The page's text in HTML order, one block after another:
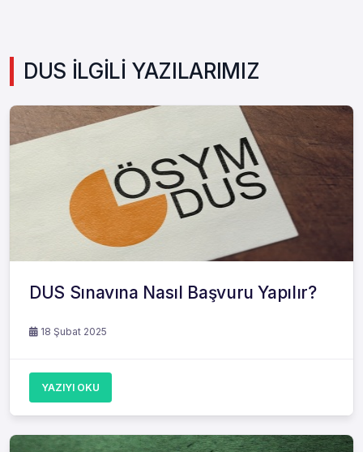
DUS İLGİLİ YAZILARIMIZ
DUS Sınavına Nasıl Başvuru Yapılır?
18 Şubat 2025
YAZIYI OKU